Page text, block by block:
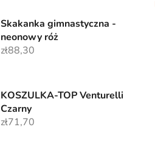
Skakanka gimnastyczna -
neonowy róż
zł88,30
KOSZULKA-TOP Venturelli
Czarny
zł71,70